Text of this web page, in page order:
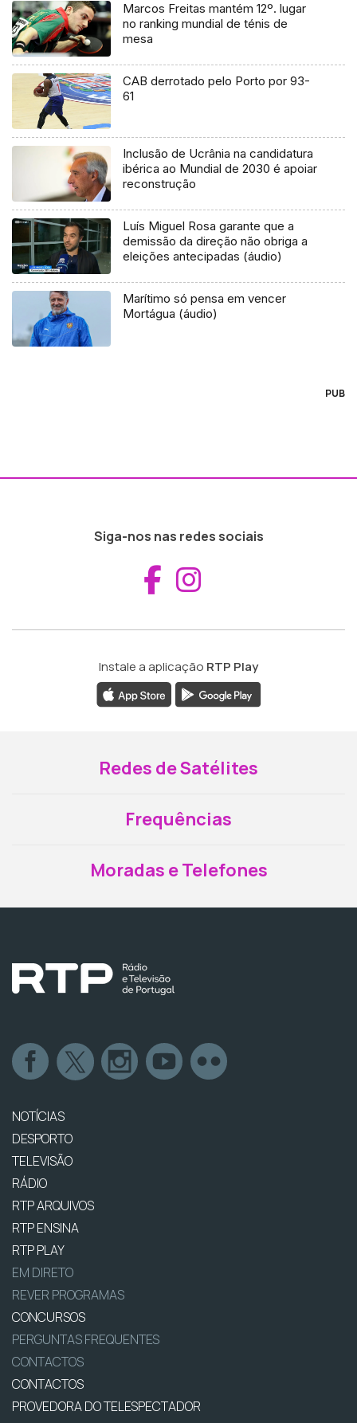
Marcos Freitas mantém 12º. lugar
no ranking mundial de ténis de
mesa
CAB derrotado pelo Porto por 93-
61
Inclusão de Ucrânia na candidatura
ibérica ao Mundial de 2030 é apoiar
reconstrução
Luís Miguel Rosa garante que a
demissão da direção não obriga a
eleições antecipadas (áudio)
Marítimo só pensa em vencer
Mortágua (áudio)
PUB
Siga-nos nas redes sociais
Aceder ao
Instale a aplicação RTP Play
Redes de Satélites
Frequências
Moradas e Telefones
NOTÍCIAS
DESPORTO
TELEVISÃO
RÁDIO
RTP ARQUIVOS
RTP ENSINA
RTP PLAY
EM DIRETO
REVER PROGRAMAS
CONCURSOS
PERGUNTAS FREQUENTES
CONTACTOS
CONTACTOS
PROVEDORA DO TELESPECTADOR